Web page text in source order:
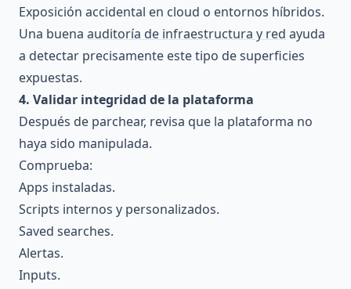
Exposición accidental en cloud o entornos híbridos.
Una buena auditoría de infraestructura y red ayuda
a detectar precisamente este tipo de superficies
expuestas.
4. Validar integridad de la plataforma
Después de parchear, revisa que la plataforma no
haya sido manipulada.
Comprueba:
Apps instaladas.
Scripts internos y personalizados.
Saved searches.
Alertas.
Inputs.